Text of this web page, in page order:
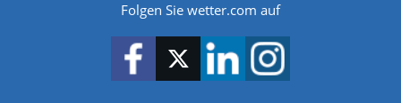
Folgen Sie wetter.com auf